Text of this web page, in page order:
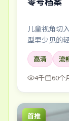
儿童视角切
型里少见的
高清
流
4千
60个
首推